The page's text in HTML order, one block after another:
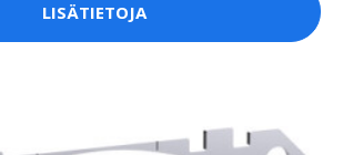
LISÄTIETOJA